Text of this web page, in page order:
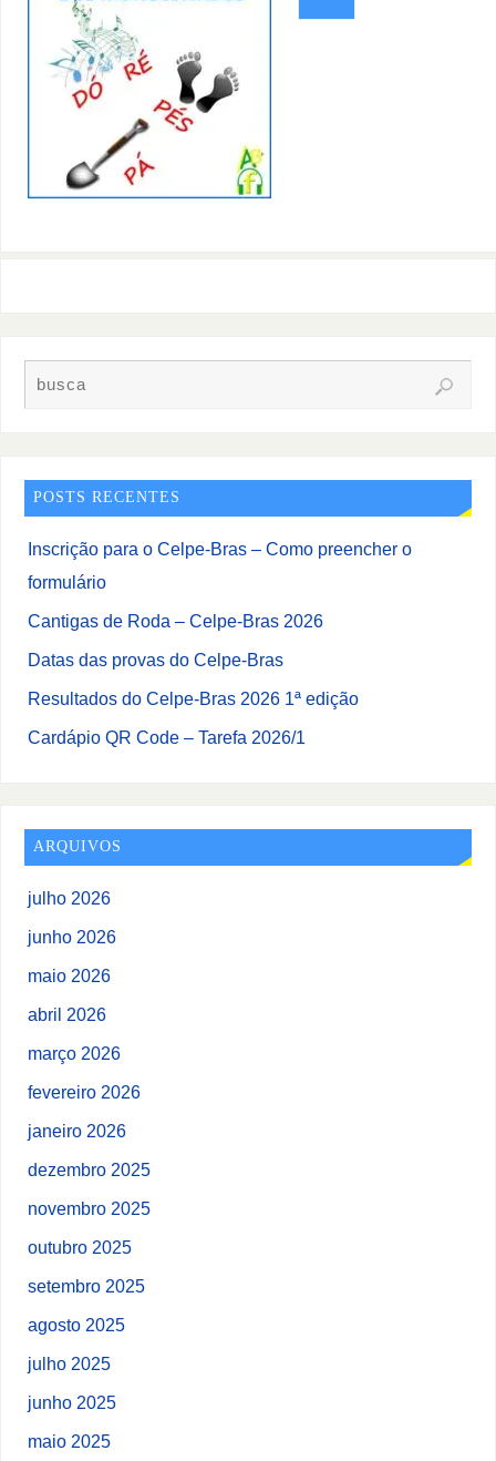
POSTS RECENTES
Inscrição para o Celpe-Bras – Como preencher o
formulário
Cantigas de Roda – Celpe-Bras 2026
Datas das provas do Celpe-Bras
Resultados do Celpe-Bras 2026 1ª edição
Cardápio QR Code – Tarefa 2026/1
ARQUIVOS
julho 2026
junho 2026
maio 2026
abril 2026
março 2026
fevereiro 2026
janeiro 2026
dezembro 2025
novembro 2025
outubro 2025
setembro 2025
agosto 2025
julho 2025
junho 2025
maio 2025